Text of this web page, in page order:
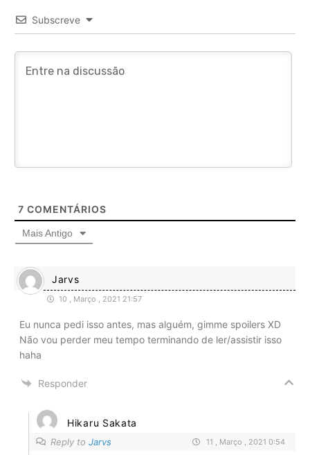
Subscreve
7 COMENTÁRIOS
Mais Antigo
Jarvs
10 , Março , 2021 21:57
Eu nunca pedi isso antes, mas alguém, gimme spoilers XD
Não vou perder meu tempo terminando de ler/assistir isso
haha
Responder
Hikaru Sakata
Reply to Jarvs 11 , Março , 2021 0:54